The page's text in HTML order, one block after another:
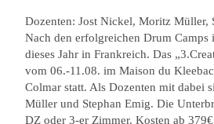
Dozenten: Jost Nickel, Moritz Müller,
Nach den erfolgreichen Drum Camps
dieses Jahr in Frankreich. Das
vom 06.-11.08. im Maison du
Colmar statt. Als Dozenten mit dabei
Müller und Stephan Emig. Die
DZ oder 3-er Zimmer. Kosten ab